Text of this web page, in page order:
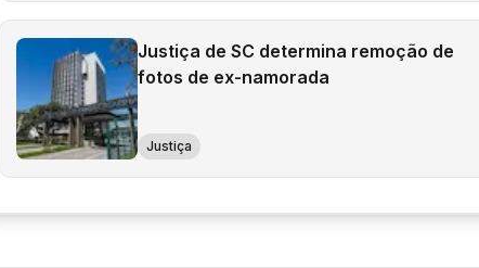
Justiça de SC determina remoção de
fotos de ex-namorada
Justiça